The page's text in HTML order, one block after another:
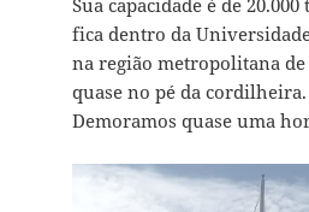
fica dentro da
na região metropolitana
quase no pé da cordilheira.
Demoramos quase uma